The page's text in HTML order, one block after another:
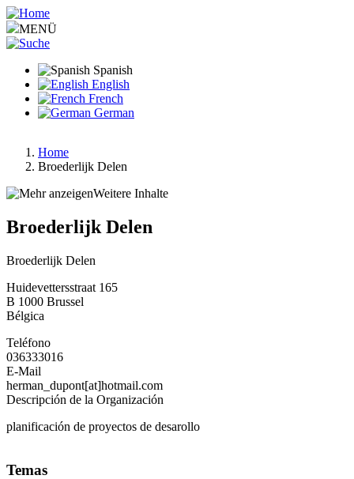
Pasar
al
contenido
MENÜ
Spanish
English
French
German
Ruta
de
Home
Broederlijk Delen
Weitere Inhalte
Broederlijk Delen
Broederlijk Delen
Huidevettersstraat 165
B 1000 Brussel
Bélgica
Teléfono
036333016
E-Mail
herman_dupont[at]hotmail.com
Descripción de la Organización
planificación de proyectos de desarollo
Temas